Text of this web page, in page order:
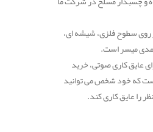
روی سطوح فلزی، شیشه ای،
میسر است.
عایق کاری صوتی، خرید
که خود شخص می توانید
را عایق کاری کند.